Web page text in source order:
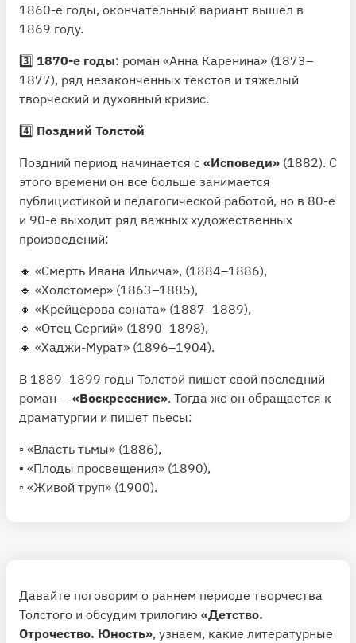
1860-е годы, окончательный вариант вышел в
1869 году.
3️⃣ 1870-е годы: роман «Анна Каренина» (1873–
1877), ряд незаконченных текстов и тяжелый
творческий и духовный кризис.
4️⃣ Поздний Толстой
Поздний период начинается с «Исповеди» (1882). С
этого времени он все больше занимается
публицистикой и педагогической работой, но в 80-е
и 90-е выходит ряд важных художественных
произведений:
🔸 «Смерть Ивана Ильича», (1884–1886),
🔹 «Холстомер» (1863–1885),
🔸 «Крейцерова соната» (1887–1889),
🔹 «Отец Сергий» (1890–1898),
🔸 «Хаджи-Мурат» (1896–1904).
В 1889–1899 годы Толстой пишет свой последний
роман — «Воскресение». Тогда же он обращается к
драматургии и пишет пьесы:
▫️ «Власть тьмы» (1886),
▪️ «Плоды просвещения» (1890),
▫️ «Живой труп» (1900).
Давайте поговорим о раннем периоде творчества
Толстого и обсудим трилогию «Детство.
Отрочество. Юность», узнаем, какие литературные